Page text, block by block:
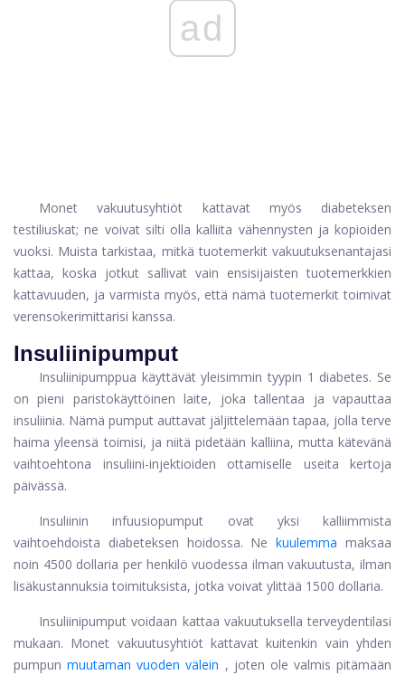
ad
Monet vakuutusyhtiöt kattavat myös diabeteksen
testiliuskat; ne voivat silti olla kalliita vähennysten ja kopioiden
vuoksi. Muista tarkistaa, mitkä tuotemerkit vakuutuksenantajasi
kattaa, koska jotkut sallivat vain ensisijaisten tuotemerkkien
kattavuuden, ja varmista myös, että nämä tuotemerkit toimivat
verensokerimittarisi kanssa.
Insuliinipumput
Insuliinipumppua käyttävät yleisimmin tyypin 1 diabetes. Se
on pieni paristokäyttöinen laite, joka tallentaa ja vapauttaa
insuliinia. Nämä pumput auttavat jäljittelemään tapaa, jolla terve
haima yleensä toimisi, ja niitä pidetään kalliina, mutta kätevänä
vaihtoehtona insuliini-injektioiden ottamiselle useita kertoja
päivässä.
Insuliinin infuusiopumput ovat yksi kalliimmista
vaihtoehdoista diabeteksen hoidossa. Nekuulemma maksaa
noin 4500 dollaria per henkilö vuodessa ilman vakuutusta, ilman
lisäkustannuksia toimituksista, jotka voivat ylittää 1500 dollaria.
Insuliinipumput voidaan kattaa vakuutuksella terveydentilasi
mukaan. Monet vakuutusyhtiöt kattavat kuitenkin vain yhden
pumpunmuutaman vuoden välein , joten ole valmis pitämään